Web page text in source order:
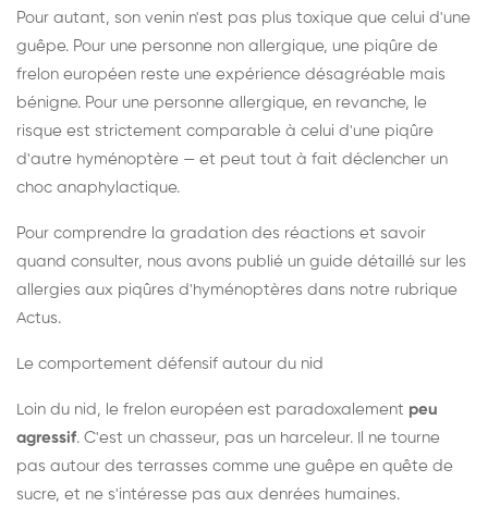
Pour autant, son venin n'est pas plus toxique que celui d'une
guêpe. Pour une personne non allergique, une piqûre de
frelon européen reste une expérience désagréable mais
bénigne. Pour une personne allergique, en revanche, le
risque est strictement comparable à celui d'une piqûre
d'autre hyménoptère — et peut tout à fait déclencher un
choc anaphylactique.
Pour comprendre la gradation des réactions et savoir
quand consulter, nous avons publié un guide détaillé sur les
allergies aux piqûres d'hyménoptères dans notre rubrique
Actus.
Le comportement défensif autour du nid
Loin du nid, le frelon européen est paradoxalement peu
agressif. C'est un chasseur, pas un harceleur. Il ne tourne
pas autour des terrasses comme une guêpe en quête de
sucre, et ne s'intéresse pas aux denrées humaines.